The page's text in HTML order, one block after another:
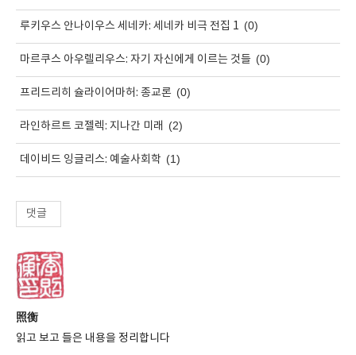
루키우스 안나이우스 세네카: 세네카 비극 전집 1 (0)
마르쿠스 아우렐리우스: 자기 자신에게 이르는 것들 (0)
프리드리히 슐라이어마허: 종교론 (0)
라인하르트 코젤렉: 지나간 미래 (2)
데이비드 잉글리스: 예술사회학 (1)
댓글
照衡
읽고 보고 들은 내용을 정리합니다